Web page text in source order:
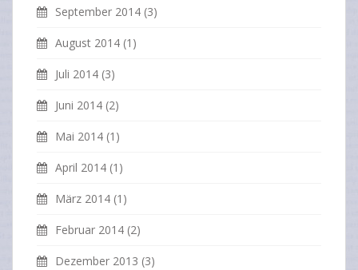
September 2014 (3)
August 2014 (1)
Juli 2014 (3)
Juni 2014 (2)
Mai 2014 (1)
April 2014 (1)
März 2014 (1)
Februar 2014 (2)
Dezember 2013 (3)